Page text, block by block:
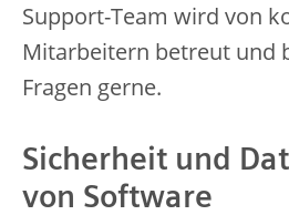
Support-Team wird von
Mitarbeitern betreut und
Fragen gerne.
Sicherheit und
von Software